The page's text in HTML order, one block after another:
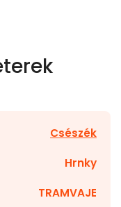
Csészék
Hrnky
TRAMVAJE